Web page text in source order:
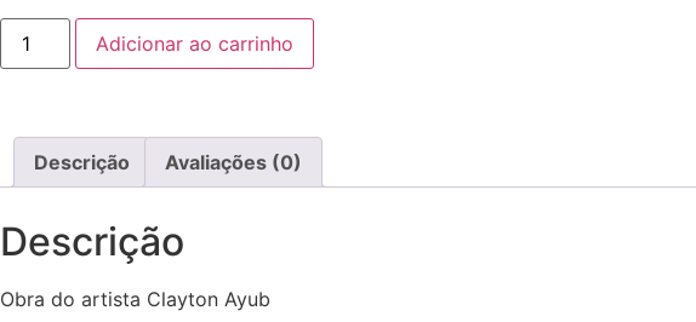
Adicionar ao carrinho
Descrição Avaliações (0)
Descrição
Obra do artista Clayton Ayub